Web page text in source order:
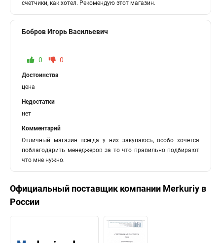
счетчики, как хотел. Рекомендую этот магазин.
Бобров Игорь Васильевич
0 0
Достоинства
цена
Недостатки
нет
Комментарий
Отличный магазин всегда у них закупаюсь, особо хочется
поблагодарить менеджеров за то что правильно подбирают
что мне нужно.
Официальный поставщик компании Merkuriy в
России